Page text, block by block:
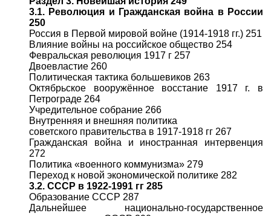
3.1. Революция и Гражданская война в России
250
Россия в Первой мировой войне (1914-1918 гг.) 251
Влияние войны на российское общество 254
Февральская революция 1917 г 257
Двоевластие 260
Политическая тактика большевиков 263
Октябрьское вооружённое восстание 1917 г. в
Петрограде 264
Учредительное собрание 266
Внутренняя и внешняя политика
советского правительства в 1917-1918 гг 267
Гражданская война и иностранная интервенция
272
Политика «военного коммунизма» 279
Переход к новой экономической политике 282
3.2. СССР в 1922-1991 гг 285
Образование СССР 287
Дальнейшее национально-государственное